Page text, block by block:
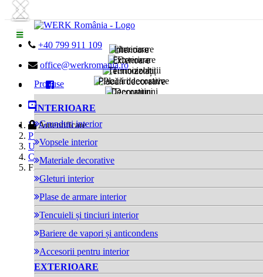
 +40 799 911 109
 office@werkromania.ro


Autentificare
Produse
INTERIOARE
Grunduri interior
Vopsele interior
Materiale decorative
Gleturi interior
Plase de armare interior
Tencuieli și tinciuri interior
Bariere de vapori și anticondens
Accesorii pentru interior
EXTERIOARE
Interioare
Exterioare
Termoizolații
Placări decorative
Decorațiuni
Hidroizolații
Home
Produse
Unelte
Cuțite
Freză pentru polistiren
Previous
Next